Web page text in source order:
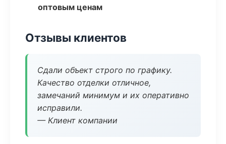
оптовым ценам
Отзывы клиентов
Сдали объект строго по графику.
Качество отделки отличное,
замечаний минимум и их оперативно
исправили.
— Клиент компании